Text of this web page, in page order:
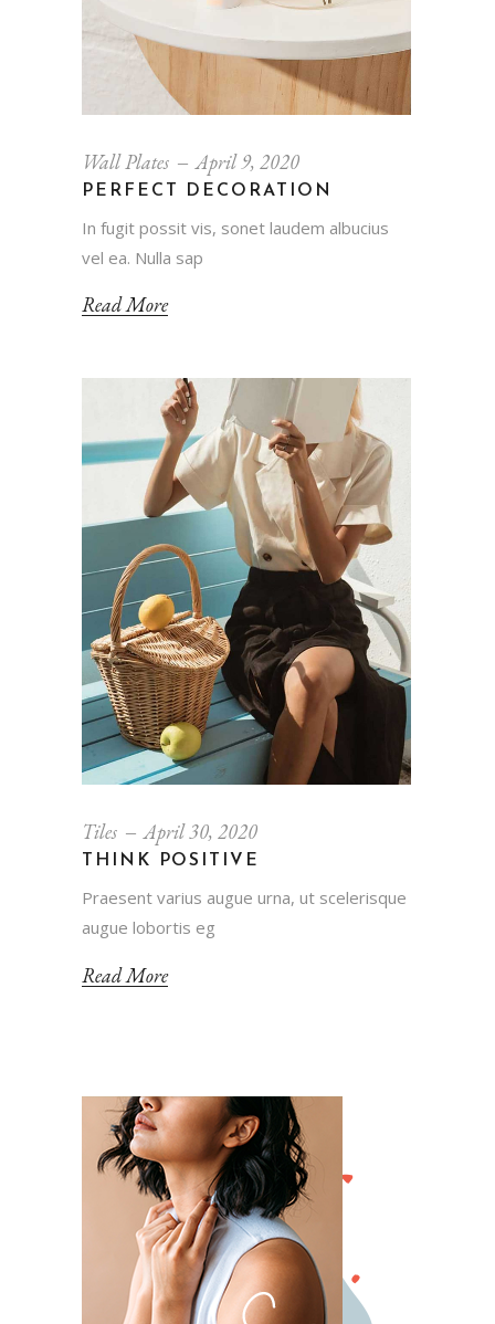
Wall Plates April 9, 2020
PERFECT DECORATION
In fugit possit vis, sonet laudem albucius
vel ea. Nulla sap
Read More
Tiles April 30, 2020
THINK POSITIVE
Praesent varius augue urna, ut scelerisque
augue lobortis eg
Read More